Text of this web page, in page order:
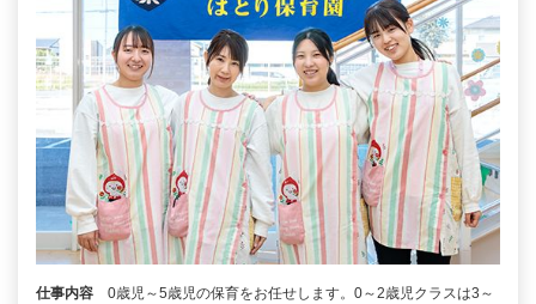
仕事内容
0歳児～5歳児の保育をお任せします。0～2歳児クラスは3～